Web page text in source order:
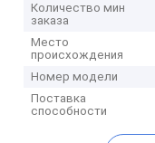
Количество мин
заказа
Место
происхождения
Номер модели
Поставка
способности